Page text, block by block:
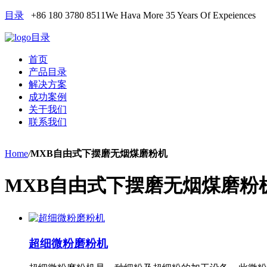
目录 +86 180 3780 8511We Hava More 35 Years Of Expeiences
目录
首页
产品目录
解决方案
成功案例
关于我们
联系我们
Home/MXB自由式下摆磨无烟煤磨粉机
MXB自由式下摆磨无烟煤磨粉
超细微粉磨粉机